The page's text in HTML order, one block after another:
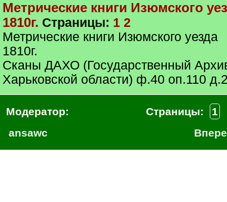
Метрические книги Изюмского
1810г. Страницы: 1 2
Метрические книги Изюмского уезда
1810г.
Сканы ДАХО (Государственный
Харьковской области) ф.40 оп.110
Модератор:
ansawc
Страницы: 1